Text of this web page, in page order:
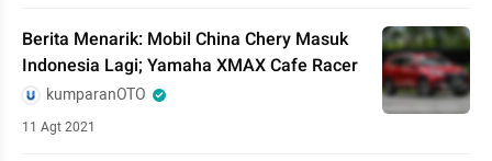
Berita Menarik: Mobil China Chery Masuk
Indonesia Lagi; Yamaha XMAX Cafe Racer
kumparanOTO
11 Agt 2021